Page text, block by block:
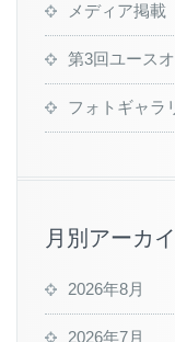
メディア掲載
第3回ユース
フォトギャラ
月別アーカ
2026年8月
2026年7月